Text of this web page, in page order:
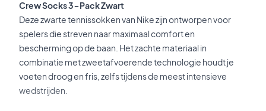
Crew Socks 3-Pack Zwart
Deze zwarte tennissokken van Nike zijn ontworpen voor
spelers die streven naar maximaal comfort en
bescherming op de baan. Het zachte materiaal in
combinatie met zweetafvoerende technologie houdt je
voeten droog en fris, zelfs tijdens de meest intensieve
wedstrijden.